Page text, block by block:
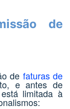
de
de faturas de
e antes de
limitada à